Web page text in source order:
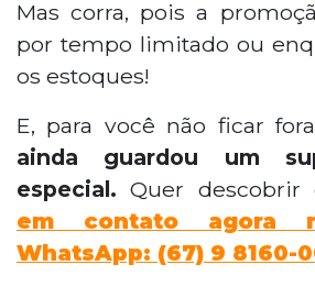
Mas corra, pois a
por tempo limitado ou
os estoques!
E, para você não ficar
ainda guardou um
especial. Quer descobrir
em contato agora
WhatsApp: (67) 9 8160-